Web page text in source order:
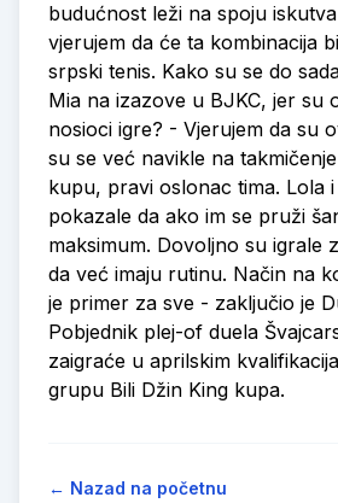
budućnost leži na spoju
vjerujem da će ta kombinacija
srpski tenis. Kako su se do
Mia na izazove u BJKC, jer su
nosioci igre? - Vjerujem da su
su se već navikle na
kupu, pravi oslonac tima. Lola
pokazale da ako im se pruži
maksimum. Dovoljno su igrale
da već imaju rutinu. Način na
je primer za sve - zaključio je
Pobjednik plej-of duela
zaigraće u aprilskim
grupu Bili Džin King kupa.
← Nazad na početnu